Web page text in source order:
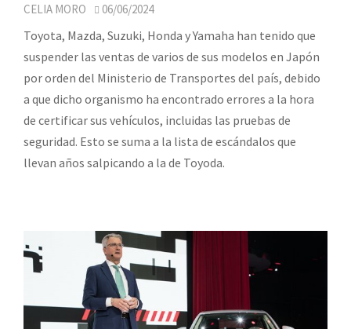
CELIA MORO 06/06/2024
Toyota, Mazda, Suzuki, Honda y Yamaha han tenido que
suspender las ventas de varios de sus modelos en Japón
por orden del Ministerio de Transportes del país, debido
a que dicho organismo ha encontrado errores a la hora
de certificar sus vehículos, incluidas las pruebas de
seguridad. Esto se suma a la lista de escándalos que
llevan años salpicando a la de Toyoda.